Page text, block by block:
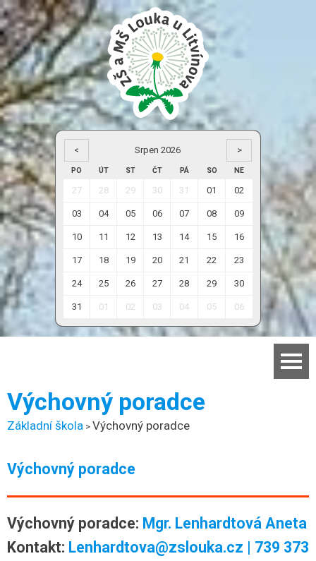
< Srpen 2026 >
PO ÚT ST ČT PÁ SO NE
27 28 29 30 31 01 02
03 04 05 06 07 08 09
10 11 12 13 14 15 16
17 18 19 20 21 22 23
24 25 26 27 28 29 30
31 01 02 03 04 05 06
Domů
Základní škola
Aktuality
Jídelna
Dokumenty
Kontakty
Výchovný poradce
Základní škola >Výchovný poradce
Výchovný poradce
Výchovný poradce: Mgr. Lenhardtová Aneta
Kontakt: Lenhardtova@zslouka.cz | 739 373